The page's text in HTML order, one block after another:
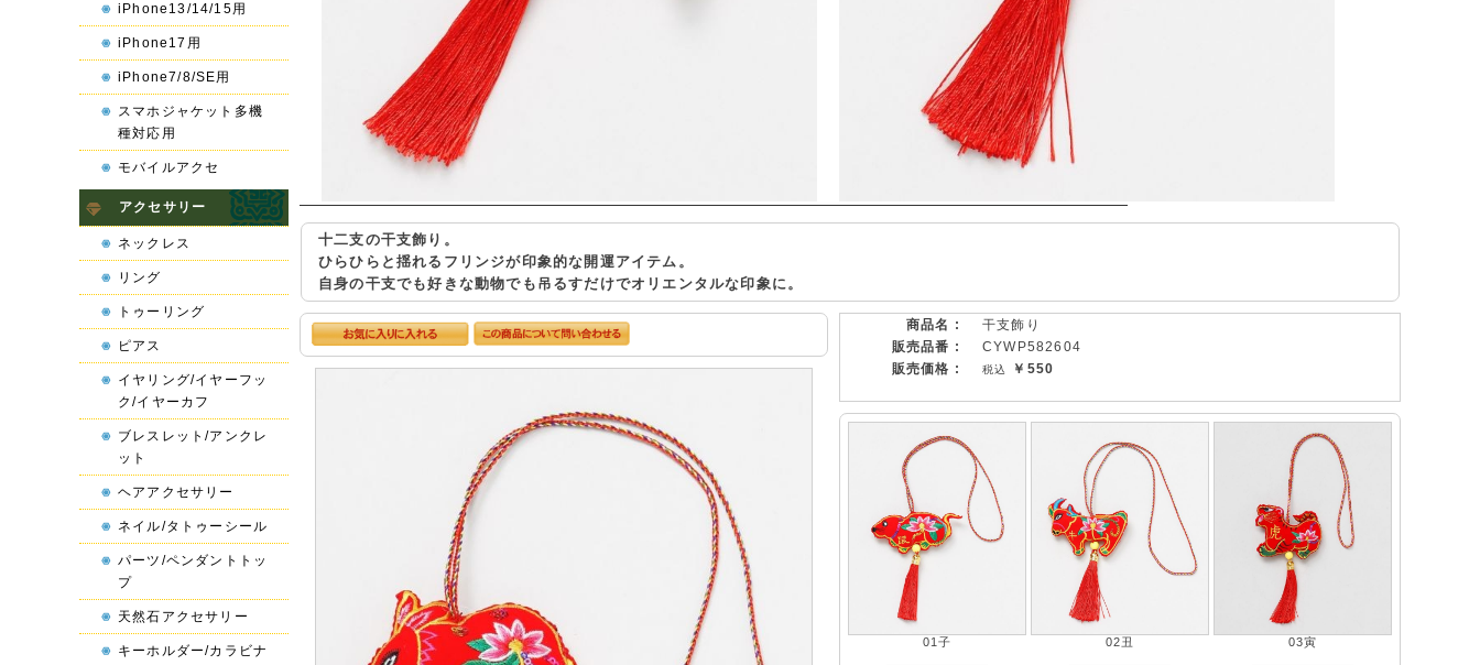
十二支の干支飾り。
ひらひらと揺れるフリンジが印象的な開運アイテム。
自身の干支でも好きな動物でも吊るすだけでオリエンタルな印象に。
商品名 :
干支飾り
販売品番 :
CYWP582604
販売価格 :
￥550
01子 02丑 03寅
iPhone13/14/15用
iPhone17用
iPhone7/8/SE用
スマホジャケット多機
種対応用
モバイルアクセ
アクセサリー
ネックレス
リング
トゥーリング
ピアス
イヤリング/イヤーフッ
ク/イヤーカフ
ブレスレット/アンクレ
ット
ヘアアクセサリー
ネイル/タトゥーシール
パーツ/ペンダントトッ
プ
天然石アクセサリー
キーホルダー/カラビナ